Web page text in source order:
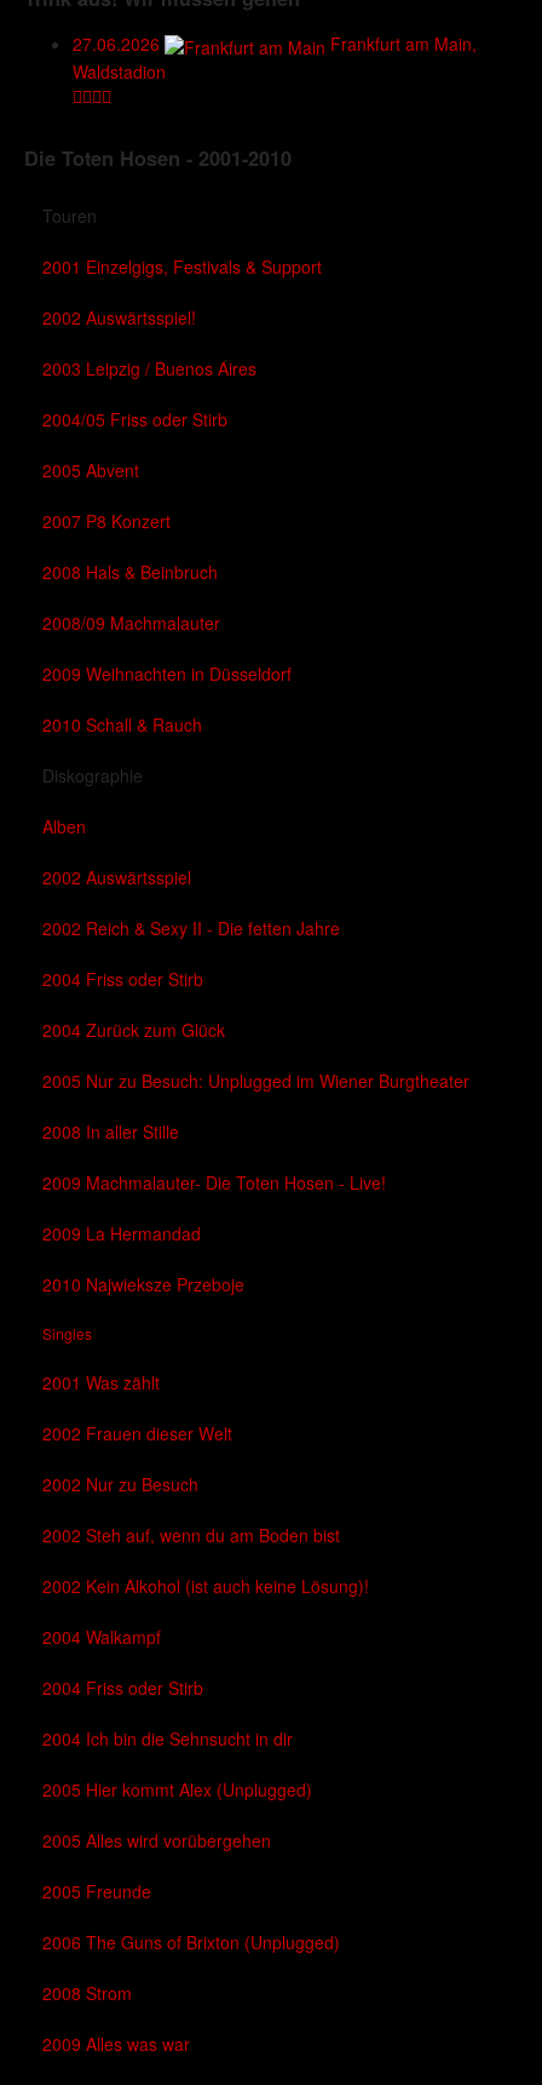
27.06.2026
Frankfurt am Main,
Waldstadion
Die Toten Hosen - 2001-2010
Touren
2001 Einzelgigs, Festivals & Support
2002 Auswärtsspiel!
2003 Leipzig / Buenos Aires
2004/05 Friss oder Stirb
2005 Abvent
2007 P8 Konzert
2008 Hals & Beinbruch
2008/09 Machmalauter
2009 Weihnachten in Düsseldorf
2010 Schall & Rauch
Diskographie
Alben
2002 Auswärtsspiel
2002 Reich & Sexy II - Die fetten Jahre
2004 Friss oder Stirb
2004 Zurück zum Glück
2005 Nur zu Besuch: Unplugged im Wiener Burgtheater
2008 In aller Stille
2009 Machmalauter- Die Toten Hosen - Live!
2009 La Hermandad
2010 Najwieksze Przeboje
Singles
2001 Was zählt
2002 Frauen dieser Welt
2002 Nur zu Besuch
2002 Steh auf, wenn du am Boden bist
2002 Kein Alkohol (ist auch keine Lösung)!
2004 Walkampf
2004 Friss oder Stirb
2004 Ich bin die Sehnsucht in dir
2005 Hier kommt Alex (Unplugged)
2005 Alles wird vorübergehen
2005 Freunde
2006 The Guns of Brixton (Unplugged)
2008 Strom
2009 Alles was war